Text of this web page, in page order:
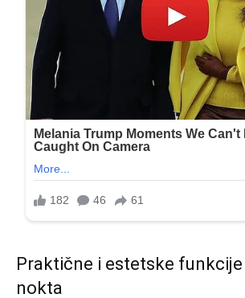
Praktične i estetske
nokta